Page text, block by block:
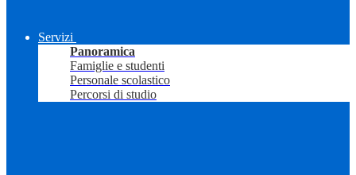
Servizi
Panoramica
Famiglie e studenti
Personale scolastico
Percorsi di studio